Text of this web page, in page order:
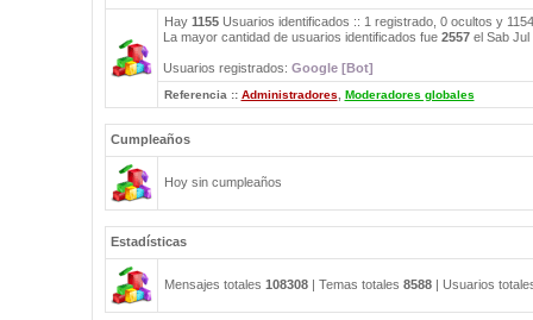
Hay 1155Usuarios identificados :: 1 registrado, 0 ocultos y
La mayor cantidad de usuarios identificados fue 2557el Sab Jul
Usuarios registrados: Google [Bot]
Referencia :: Administradores Moderadores globales
Cumpleaños
Hoy sin cumpleaños
Estadísticas
Mensajes totales 108308| Temas totales 8588| Usuarios